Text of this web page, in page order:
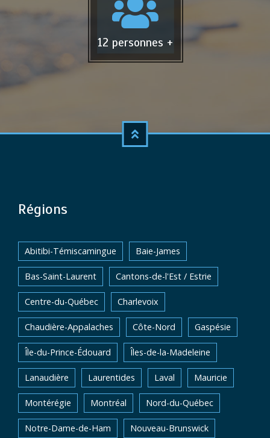
12 personnes +
Régions
Abitibi-Témiscamingue Baie-James
Bas-Saint-Laurent Cantons-de-l'Est / Estrie
Centre-du-Québec Charlevoix
Chaudière-Appalaches Côte-Nord Gaspésie
Île-du-Prince-Édouard Îles-de-la-Madeleine
Lanaudière Laurentides Laval Mauricie
Montérégie Montréal Nord-du-Québec
Notre-Dame-de-Ham Nouveau-Brunswick